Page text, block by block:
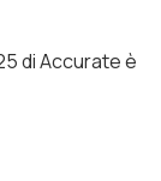
di Accurate è